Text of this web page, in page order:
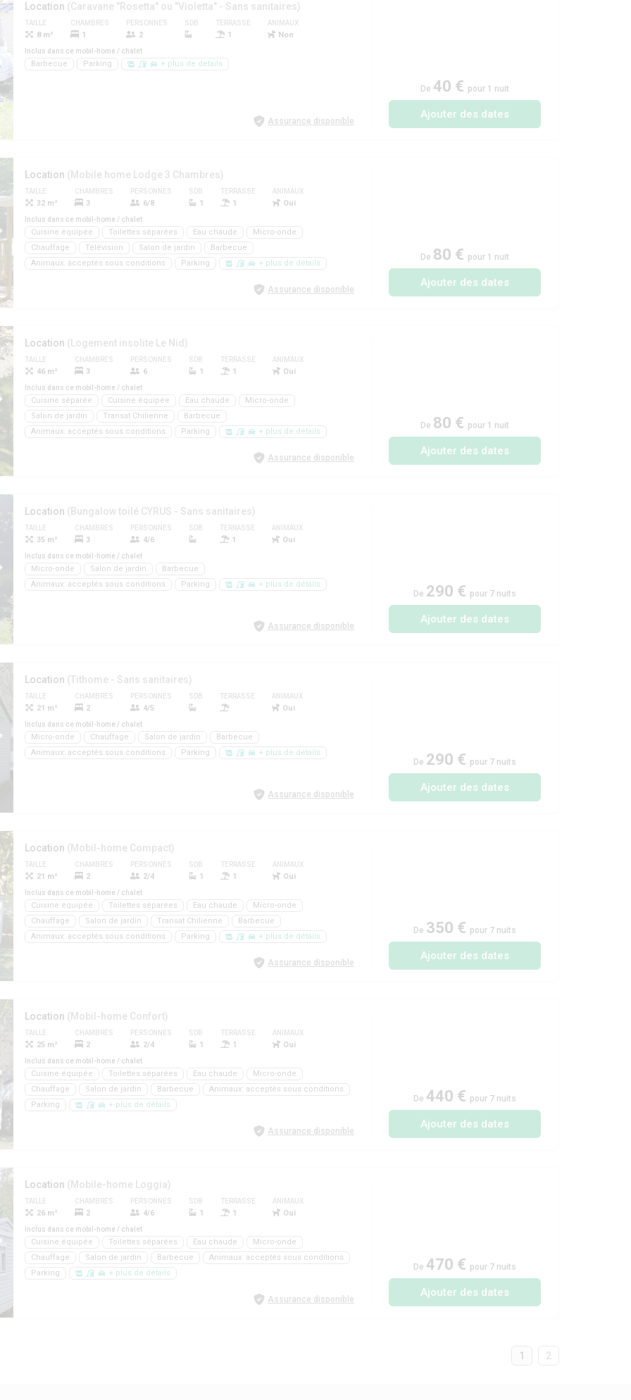
Location (Caravane "Rosetta" ou "Violetta" - Sans sanitaires)
TAILLE
8 m²
CHAMBRES
1
PERSONNES
2
SDB TERRASSE
1
ANIMAUX
Non
Inclus dans ce mobil-home / chalet
Barbecue Parking + plus de détails
Assurance disponible
De 40 € pour 1 nuit
Ajouter des dates
Location (Mobile home Lodge 3 Chambres)
TAILLE
32 m²
CHAMBRES
3
PERSONNES
6/8
SDB
1
TERRASSE
1
ANIMAUX
Oui
Inclus dans ce mobil-home / chalet
Cuisine équipée Toilettes séparées Eau chaude
Micro-onde
Chauffage
Télévision Salon de jardin
Barbecue
Animaux: acceptés sous conditions
Parking + plus de détails
Assurance disponible
De 80 € pour 1 nuit
Ajouter des dates
Location (Logement insolite Le Nid)
TAILLE
46 m²
CHAMBRES
3
PERSONNES
6
SDB
1
TERRASSE
1
ANIMAUX
Oui
Inclus dans ce mobil-home / chalet
Cuisine séparée Cuisine équipée Eau chaude
Micro-onde
Salon de jardin
Transat Chilienne
Barbecue
Animaux: acceptés sous conditions
Parking + plus de détails
Assurance disponible
De 80 € pour 1 nuit
Ajouter des dates
Location (Bungalow toilé CYRUS - Sans sanitaires)
TAILLE
35 m²
CHAMBRES
3
PERSONNES
4/6
SDB TERRASSE
1
ANIMAUX
Oui
Inclus dans ce mobil-home / chalet
Micro-onde Salon de jardin
Barbecue
Animaux: acceptés sous conditions
Parking + plus de détails
Assurance disponible
De 290 € pour 7 nuits
Ajouter des dates
Location (Tithome - Sans sanitaires)
TAILLE
21 m²
CHAMBRES
2
PERSONNES
4/5
SDB TERRASSE ANIMAUX
Oui
Inclus dans ce mobil-home / chalet
Micro-onde Chauffage Salon de jardin
Barbecue
Animaux: acceptés sous conditions
Parking + plus de détails
Assurance disponible
De 290 € pour 7 nuits
Ajouter des dates
Location (Mobil-home Compact)
TAILLE
21 m²
CHAMBRES
2
PERSONNES
2/4
SDB
1
TERRASSE
1
ANIMAUX
Oui
Inclus dans ce mobil-home / chalet
Cuisine équipée Toilettes séparées Eau chaude
Micro-onde
Chauffage
Salon de jardin Transat Chilienne
Barbecue
Animaux: acceptés sous conditions
Parking + plus de détails
Assurance disponible
De 350 € pour 7 nuits
Ajouter des dates
Location (Mobil-home Confort)
TAILLE
25 m²
CHAMBRES
2
PERSONNES
2/4
SDB
1
TERRASSE
1
ANIMAUX
Oui
Inclus dans ce mobil-home / chalet
Cuisine équipée Toilettes séparées Eau chaude
Micro-onde
Chauffage
Salon de jardin Barbecue
Animaux: acceptés sous conditions
Parking
+ plus de détails
Assurance disponible
De 440 € pour 7 nuits
Ajouter des dates
Location (Mobile-home Loggia)
TAILLE
26 m²
CHAMBRES
2
PERSONNES
4/6
SDB
1
TERRASSE
1
ANIMAUX
Oui
Inclus dans ce mobil-home / chalet
Cuisine équipée Toilettes séparées Eau chaude
Micro-onde
Chauffage
Salon de jardin Barbecue
Animaux: acceptés sous conditions
Parking
+ plus de détails
Assurance disponible
De 470 € pour 7 nuits
Ajouter des dates
1 2